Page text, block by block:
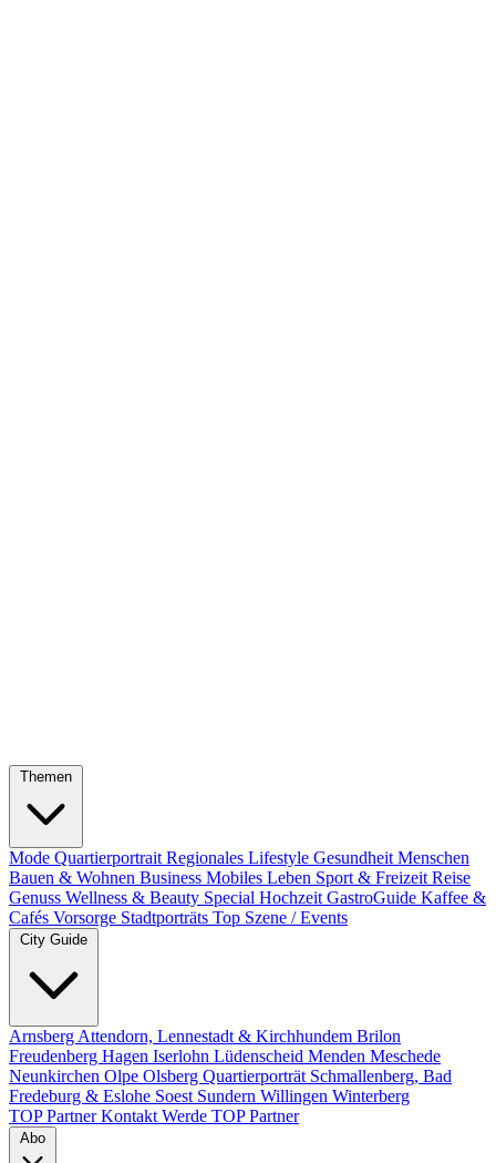
Themen
Mode Quartierportrait Regionales Lifestyle Gesundheit Menschen
Bauen & Wohnen Business Mobiles Leben Sport & Freizeit Reise
Genuss Wellness & Beauty Special Hochzeit GastroGuide Kaffee &
Cafés Vorsorge Stadtporträts Top Szene / Events
City Guide
Arnsberg Attendorn, Lennestadt & Kirchhundem Brilon
Freudenberg Hagen Iserlohn Lüdenscheid Menden Meschede
Neunkirchen Olpe Olsberg Quartierporträt Schmallenberg, Bad
Fredeburg & Eslohe Soest Sundern Willingen Winterberg
TOP PartnerKontakt Werde TOP Partner
Abo